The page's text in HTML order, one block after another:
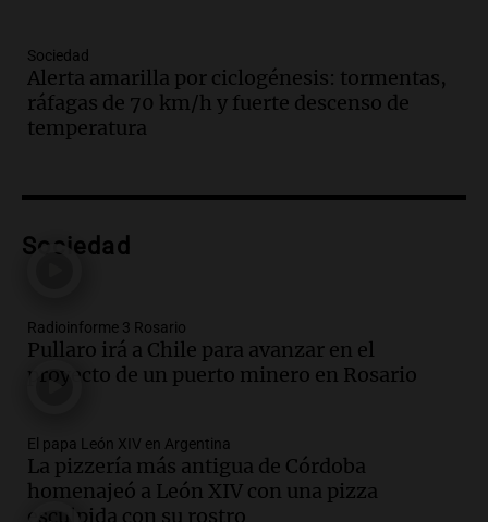
Audio.
victoria ante Estudiantes gracias al gol
de Santiago Azcácibar
Noticias
Episodios
con la política, advierte el consultor
Panorama Federal
Febrero al 6100 y terminó
hospitalizado
Noticias Rosario
Audio.Córdoba multará con hasta $420
mil los escapes libres y sancionará las
"hordas" de motos
Radioinforme 3
Sociedad
Alerta amarilla por ciclogénesis: tormentas,
ráfagas de 70 km/h y fuerte descenso de
temperatura
Sociedad
Radioinforme 3 Rosario
Pullaro irá a Chile para avanzar en el
proyecto de un puerto minero en Rosario
El papa León XIV en Argentina
La pizzería más antigua de Córdoba
homenajeó a León XIV con una pizza
esculpida con su rostro